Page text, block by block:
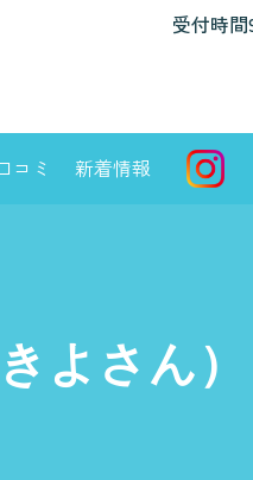
受付時間
コミ 新着情報
よさん）